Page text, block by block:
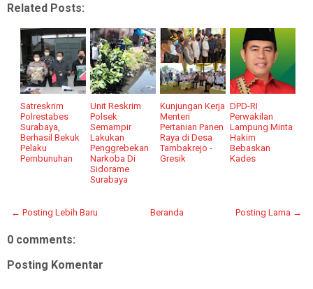
Related Posts:
Satreskrim
Polrestabes
Surabaya,
Berhasil Bekuk
Pelaku
Pembunuhan
Unit Reskrim
Polsek
Semampir
Lakukan
Penggrebekan
Narkoba Di
Sidorame
Surabaya
Kunjungan Kerja
Menteri
Pertanian Panen
Raya di Desa
Tambakrejo -
Gresik
DPD-RI
Perwakilan
Lampung Minta
Hakim
Bebaskan
Kades
← Posting Lebih Baru Posting Lama →
Beranda
0 comments:
Posting Komentar